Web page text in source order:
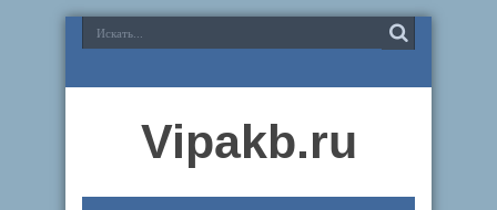
Vipakb.ru